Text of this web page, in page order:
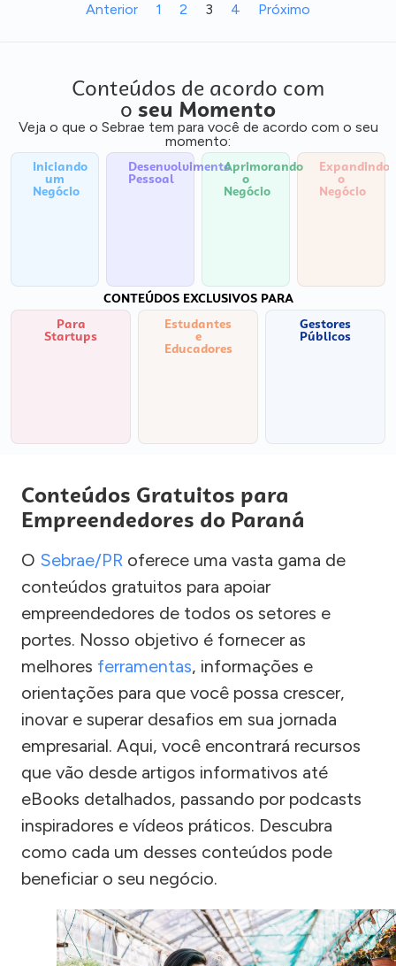
Anterior 1 2 3 4 Próximo
Conteúdos de acordo com
o seu Momento
Veja o que o Sebrae tem para você de acordo com o seu
momento:
Iniciando
um
Negócio
Desenvolvimento
Pessoal
Aprimorando
o
Negócio
Expandindo
o
Negócio
CONTEÚDOS EXCLUSIVOS PARA
Para
Startups
Estudantes
e
Educadores
Gestores
Públicos
Conteúdos Gratuitos para
Empreendedores do Paraná
O Sebrae/PR oferece uma vasta gama de
conteúdos gratuitos para apoiar
empreendedores de todos os setores e
portes. Nosso objetivo é fornecer as
melhores ferramentas, informações e
orientações para que você possa crescer,
inovar e superar desafios em sua jornada
empresarial. Aqui, você encontrará recursos
que vão desde artigos informativos até
eBooks detalhados, passando por podcasts
inspiradores e vídeos práticos. Descubra
como cada um desses conteúdos pode
beneficiar o seu negócio.